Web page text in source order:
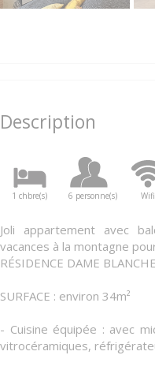
Description
1 chbre(s) 6 personne(s) Wifi
Joli appartement avec
vacances à la montagne
RÉSIDENCE DAME
SURFACE : environ 34m²
- Cuisine équipée : avec
vitrocéramiques,